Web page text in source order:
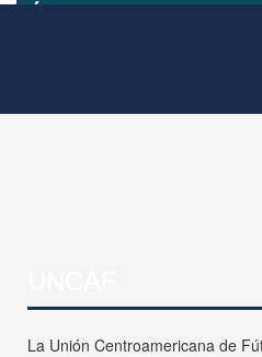
La Unión Centroamericana de